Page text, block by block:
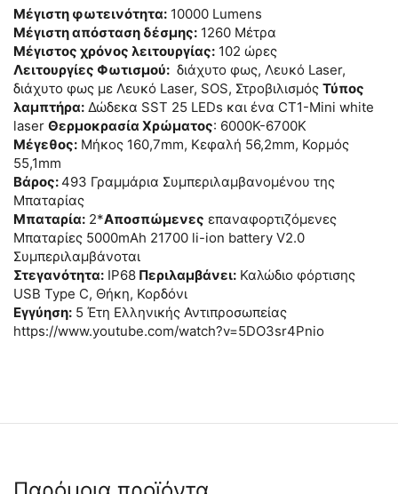
Μέγιστη φωτεινότητα: 10000 Lumens
Μέγιστη απόσταση δέσμης: 1260 Μέτρα
Μέγιστος χρόνος λειτουργίας: 102 ώρες
Λειτουργίες Φωτισμού: διάχυτο φως, Λευκό Laser,
διάχυτο φως με Λευκό Laser, SOS, Στροβιλισμός Τύπος
λαμπτήρα: Δώδεκα SST 25 LEDs και ένα CT1-Mini white
laser Θερμοκρασία Χρώματος: 6000K-6700Κ
Μέγεθος: Μήκος 160,7mm, Κεφαλή 56,2mm, Κορμός
55,1mm
Βάρος:493 Γραμμάρια Συμπεριλαμβανομένου της
Μπαταρίας
Μπαταρία: 2*Αποσπώμενες επαναφορτιζόμενες
Μπαταρίες 5000mAh 21700 li-ion battery V2.0
Συμπεριλαμβάνοται
Στεγανότητα: IP68 Περιλαμβάνει: Καλώδιο φόρτισης
USB Type C, Θήκη, Κορδόνι
Εγγύηση: 5 Έτη Ελληνικής Αντιπροσωπείας
https://www.youtube.com/watch?v=5DO3sr4Pnio